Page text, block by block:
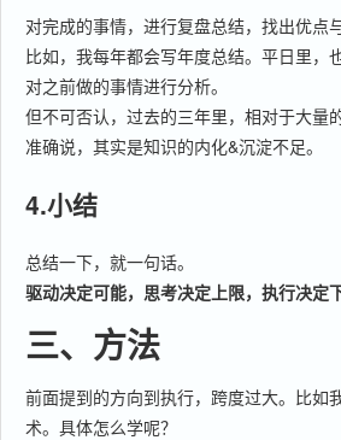
对完成的事情，进行复盘总结，找出优点
比如，我每年都会写年度总结。平日里，
对之前做的事情进行分析。
但不可否认，过去的三年里，相对于大量
准确说，其实是知识的内化&沉淀不足。
4.小结
总结一下，就一句话。
驱动决定可能，思考决定上限，执行决定
三、方法
前面提到的方向到执行，跨度过大。比如
术。具体怎么学呢？